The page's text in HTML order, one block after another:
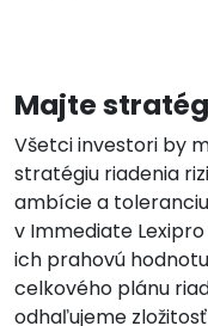
Majte
Všetci investori by
stratégiu riadenia
ambície a
v Immediate
ich prahovú
celkového plánu
odhaľujeme